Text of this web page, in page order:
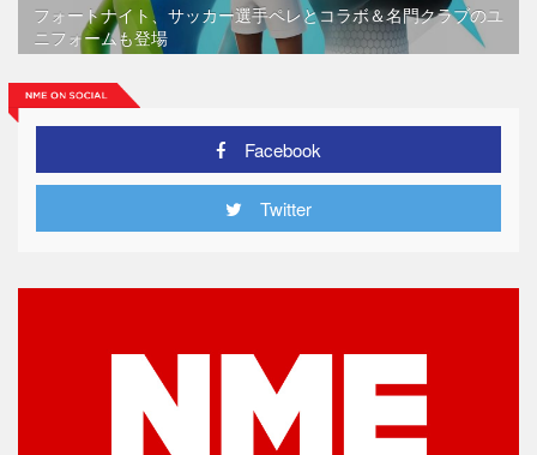
フォートナイト、サッカー選手ペレとコラボ＆名門クラブのユ
ニフォームも登場
Facebook
Twitter